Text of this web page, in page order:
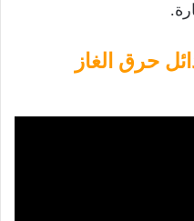
حرق الغاز